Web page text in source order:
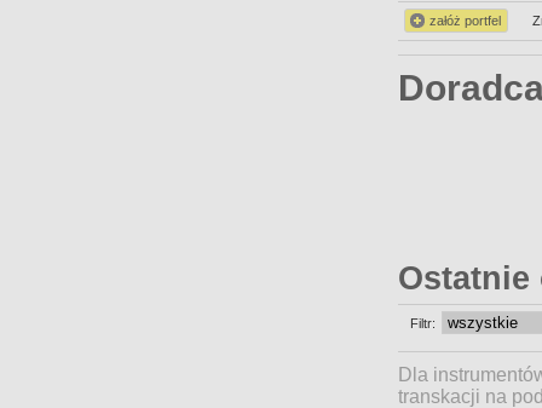
załóż portfel
Ostatnie
Filtr:
Dla
transkacji na